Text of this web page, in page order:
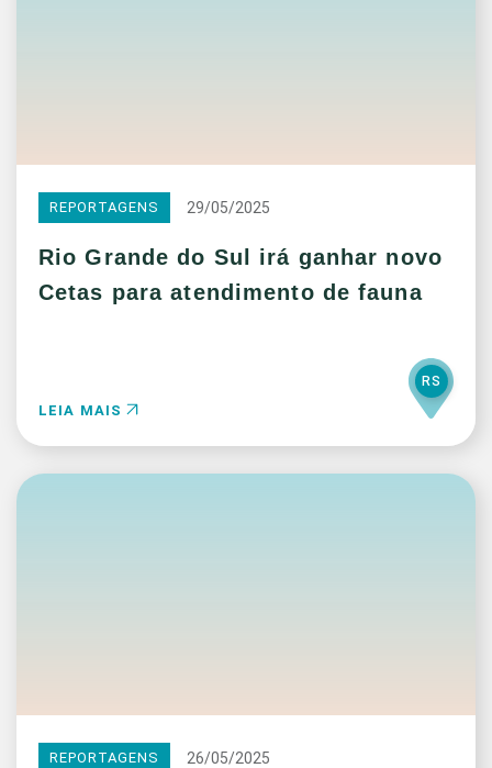
REPORTAGENS 29/05/2025
Rio Grande do Sul irá ganhar novo
Cetas para atendimento de fauna
LEIA MAIS
RS
REPORTAGENS 26/05/2025